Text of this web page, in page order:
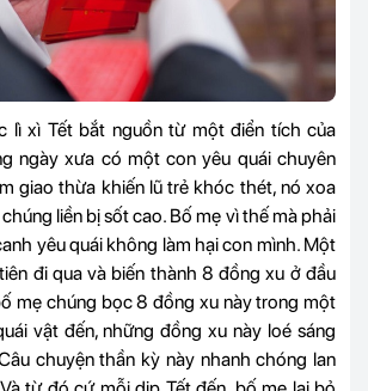
lì xì Tết bắt nguồn từ một điển tích của
ngày xưa có một con yêu quái chuyên
giao thừa khiến lũ trẻ khóc thét, nó xoa
liền bị sốt cao. Bố mẹ vì thế mà phải
yêu quái không làm hại con mình. Một
đi qua và biến thành 8 đồng xu ở đầu
mẹ chúng bọc 8 đồng xu này trong một
vật đến, những đồng xu này loé sáng
chuyện thần kỳ này nhanh chóng lan